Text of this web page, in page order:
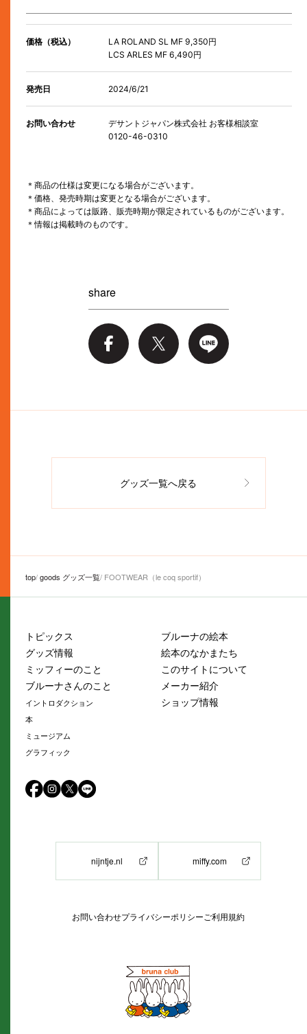
価格（税込）
LA ROLAND SL MF 9,350円
LCS ARLES MF 6,490円
発売日 2024/6/21
お問い合わせ
デサントジャパン株式会社 お客様相談室
0120-46-0310
＊商品の仕様は変更になる場合がございます。
＊価格、発売時期は変更となる場合がございます。
＊商品によっては販路、販売時期が限定されているものがございます。
＊情報は掲載時のものです。
share
グッズ一覧へ戻る
top goods グッズ一覧 FOOTWEAR（le coq sportif）
トピックス
グッズ情報
ミッフィーのこと
ブルーナさんのこと
イントロダクション
本
ミュージアム
グラフィック
ブルーナの絵本
絵本のなかまたち
このサイトについて
メーカー紹介
ショップ情報
nijntje.nl miffy.com
お問い合わせプライバシーポリシーご利用規約